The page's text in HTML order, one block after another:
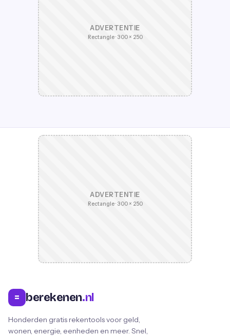
ADVERTENTIE
Rectangle · 300 × 250
ADVERTENTIE
Rectangle · 300 × 250
= berekenen.nl
Honderden gratis rekentools voor geld,
wonen, energie, eenheden en meer. Snel,